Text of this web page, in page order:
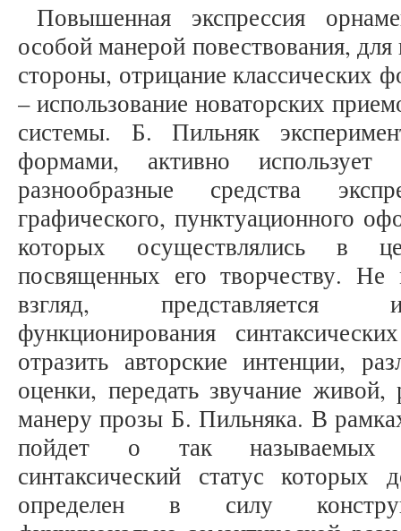
Повышенная экспрессия
особой манерой повествования,
стороны, отрицание классических
– использование новаторских
системы. Б. Пильняк
формами, активно
разнообразные средства
графического, пунктуационного
которых осуществлялись в
посвященных его творчеству.
взгляд, представляется
функционирования
отразить авторские интенции,
оценки, передать звучание живой,
манеру прозы Б. Пильняка. В
пойдет о так называемых
синтаксический статус
определен в силу